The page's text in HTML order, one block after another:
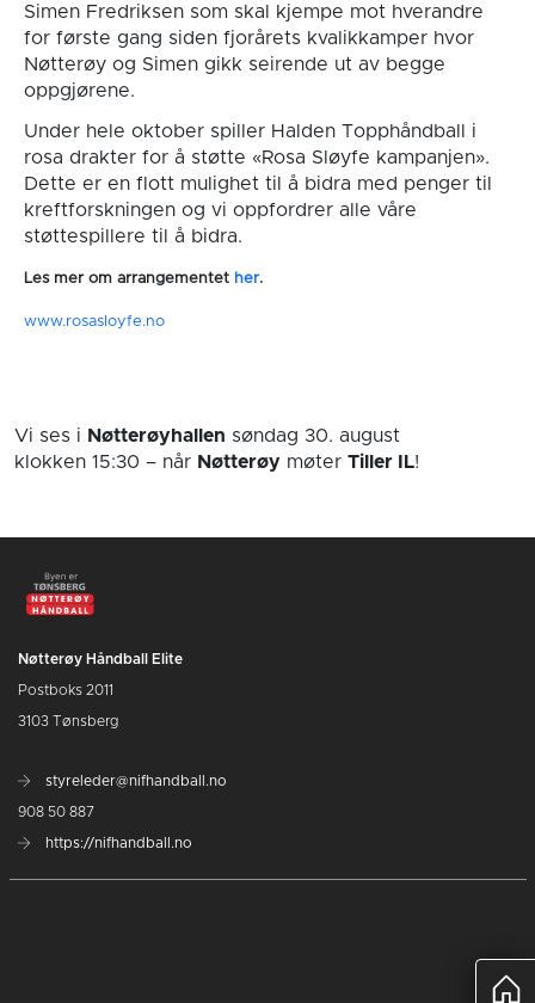
Simen Fredriksen som skal kjempe mot hverandre
for første gang siden fjorårets kvalikkamper hvor
Nøtterøy og Simen gikk seirende ut av begge
oppgjørene.
Under hele oktober spiller Halden Topphåndball i
rosa drakter for å støtte «Rosa Sløyfe kampanjen».
Dette er en flott mulighet til å bidra med penger til
kreftforskningen og vi oppfordrer alle våre
støttespillere til å bidra.
Les mer om arrangementet her.
www.rosasloyfe.no
Vi ses i Nøtterøyhallen søndag 30. august
klokken 15:30 – når Nøtterøy møter Tiller IL!
Nøtterøy Håndball Elite
Postboks 2011
3103 Tønsberg
styreleder@nifhandball.no
908 50 887
https://nifhandball.no